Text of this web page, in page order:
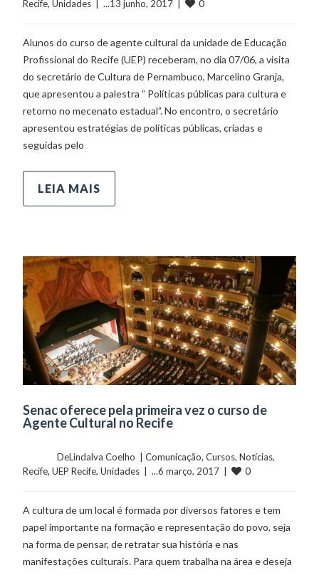
Recife, Unidades
  |  ...13 junho, 2017  |
0
Alunos do curso de agente cultural da unidade de Educação
Profissional do Recife (UEP) receberam, no dia 07/06, a visita
do secretário de Cultura de Pernambuco, Marcelino Granja,
que apresentou a palestra ” Políticas públicas para cultura e
retorno no mecenato estadual”. No encontro, o secretário
apresentou estratégias de políticas públicas, criadas e
seguidas pelo
LEIA MAIS
Senac oferece pela primeira vez o curso de
Agente Cultural no Recife
	    	DeLindalva Coelho  |
Comunicação, Cursos, Notícias
Recife, UEP Recife, Unidades
  |  ...6 março, 2017  |
0
A cultura de um local é formada por diversos fatores e tem
papel importante na formação e representação do povo, seja
na forma de pensar, de retratar sua história e nas
manifestações culturais. Para quem trabalha na área e deseja